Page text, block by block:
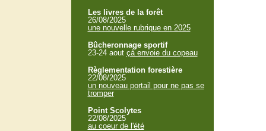
Les livres de la forêt
26/08/2025
une nouvelle rubrique en 2025
Bûcheronnage sportif
23-24 aout çà envoie du copeau
Règlementation forestière
22/08/2025
un nouveau portail pour ne pas se
tromper
Point Scolytes
22/08/2025
au coeur de l'été